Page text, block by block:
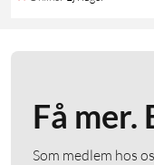
Få mer.
Som medlem hos